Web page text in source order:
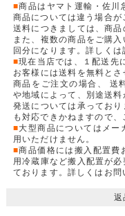
■商品はヤマト運輸・佐川
商品については違う場合が
送料につきましては、商品
また、複数の商品をご購
回分になります。詳しくは
■現在当店では、１配送先
お客様には送料を無料と
商品をご注文の場合、 送
や地域によって、別途送
発送については承ってお
も対応できかねますので、
■大型商品についてはメー
用いただけません。
■商品価格には搬入配置費
用冷蔵庫など搬入配置が
ております。詳しくはお問
返